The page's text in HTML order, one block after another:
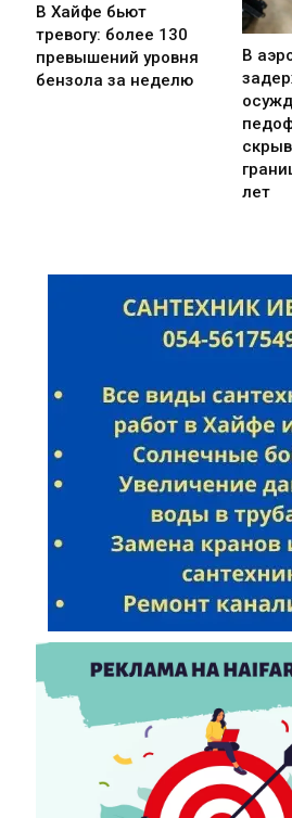
В Хайфе бьют
тревогу: более 130
превышений уровня
бензола за неделю
В
лет